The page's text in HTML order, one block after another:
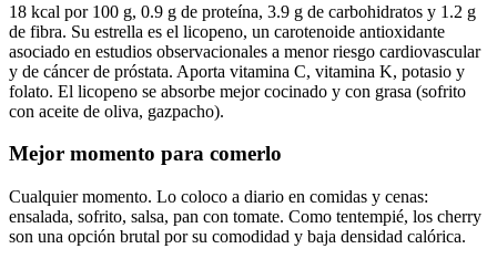
18 kcal por 100 g, 0.9 g de proteína, 3.9 g de carbohidratos y 1.2 g
de fibra. Su estrella es el licopeno, un carotenoide antioxidante
asociado en estudios observacionales a menor riesgo cardiovascular
y de cáncer de próstata. Aporta vitamina C, vitamina K, potasio y
folato. El licopeno se absorbe mejor cocinado y con grasa (sofrito
con aceite de oliva, gazpacho).
Mejor momento para comerlo
Cualquier momento. Lo coloco a diario en comidas y cenas:
ensalada, sofrito, salsa, pan con tomate. Como tentempié, los cherry
son una opción brutal por su comodidad y baja densidad calórica.